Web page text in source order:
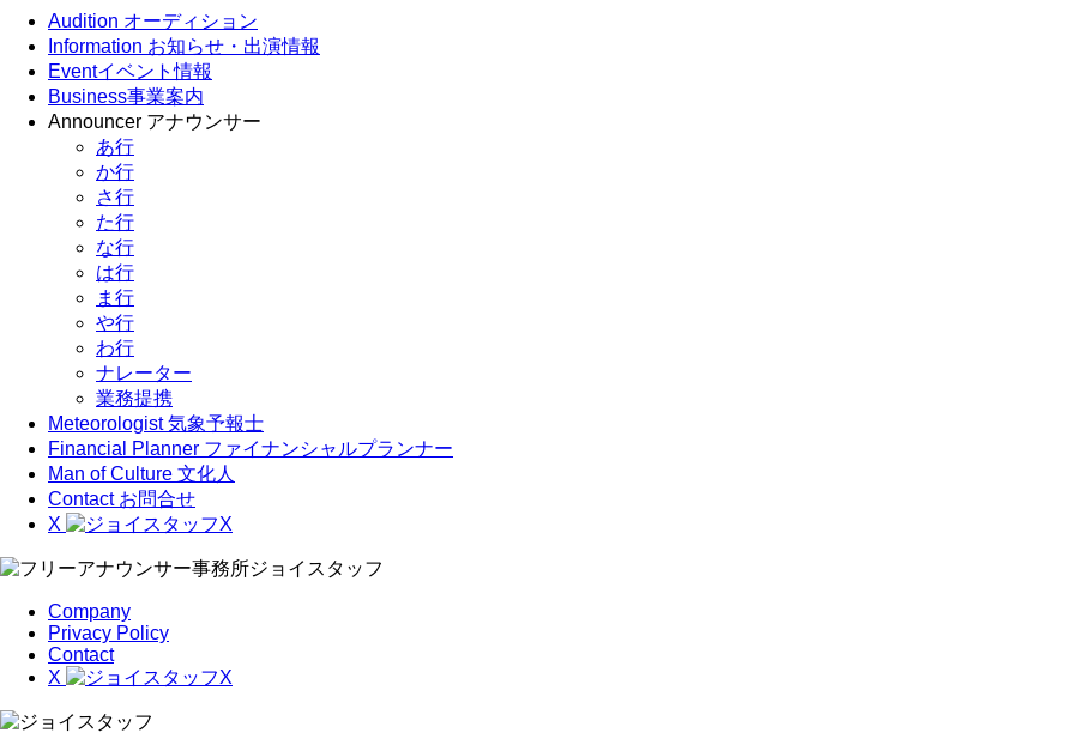
Audition オーディション
Information お知らせ・出演情報
Eventイベント情報
Business事業案内
Announcer アナウンサー
あ行
か行
さ行
た行
な行
は行
ま行
や行
わ行
ナレーター
業務提携
Meteorologist気象予報士
Financial Planner ファイナンシャルプランナー
Man of Culture 文化人
Contact お問合せ
X
Company
Privacy Policy
Contact
X